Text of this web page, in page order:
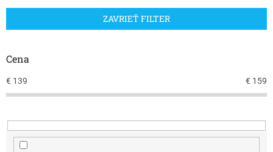
i
p
r
o
d
k
t
ZAVRIEŤ FILTER
Cena
€ 139 € 159